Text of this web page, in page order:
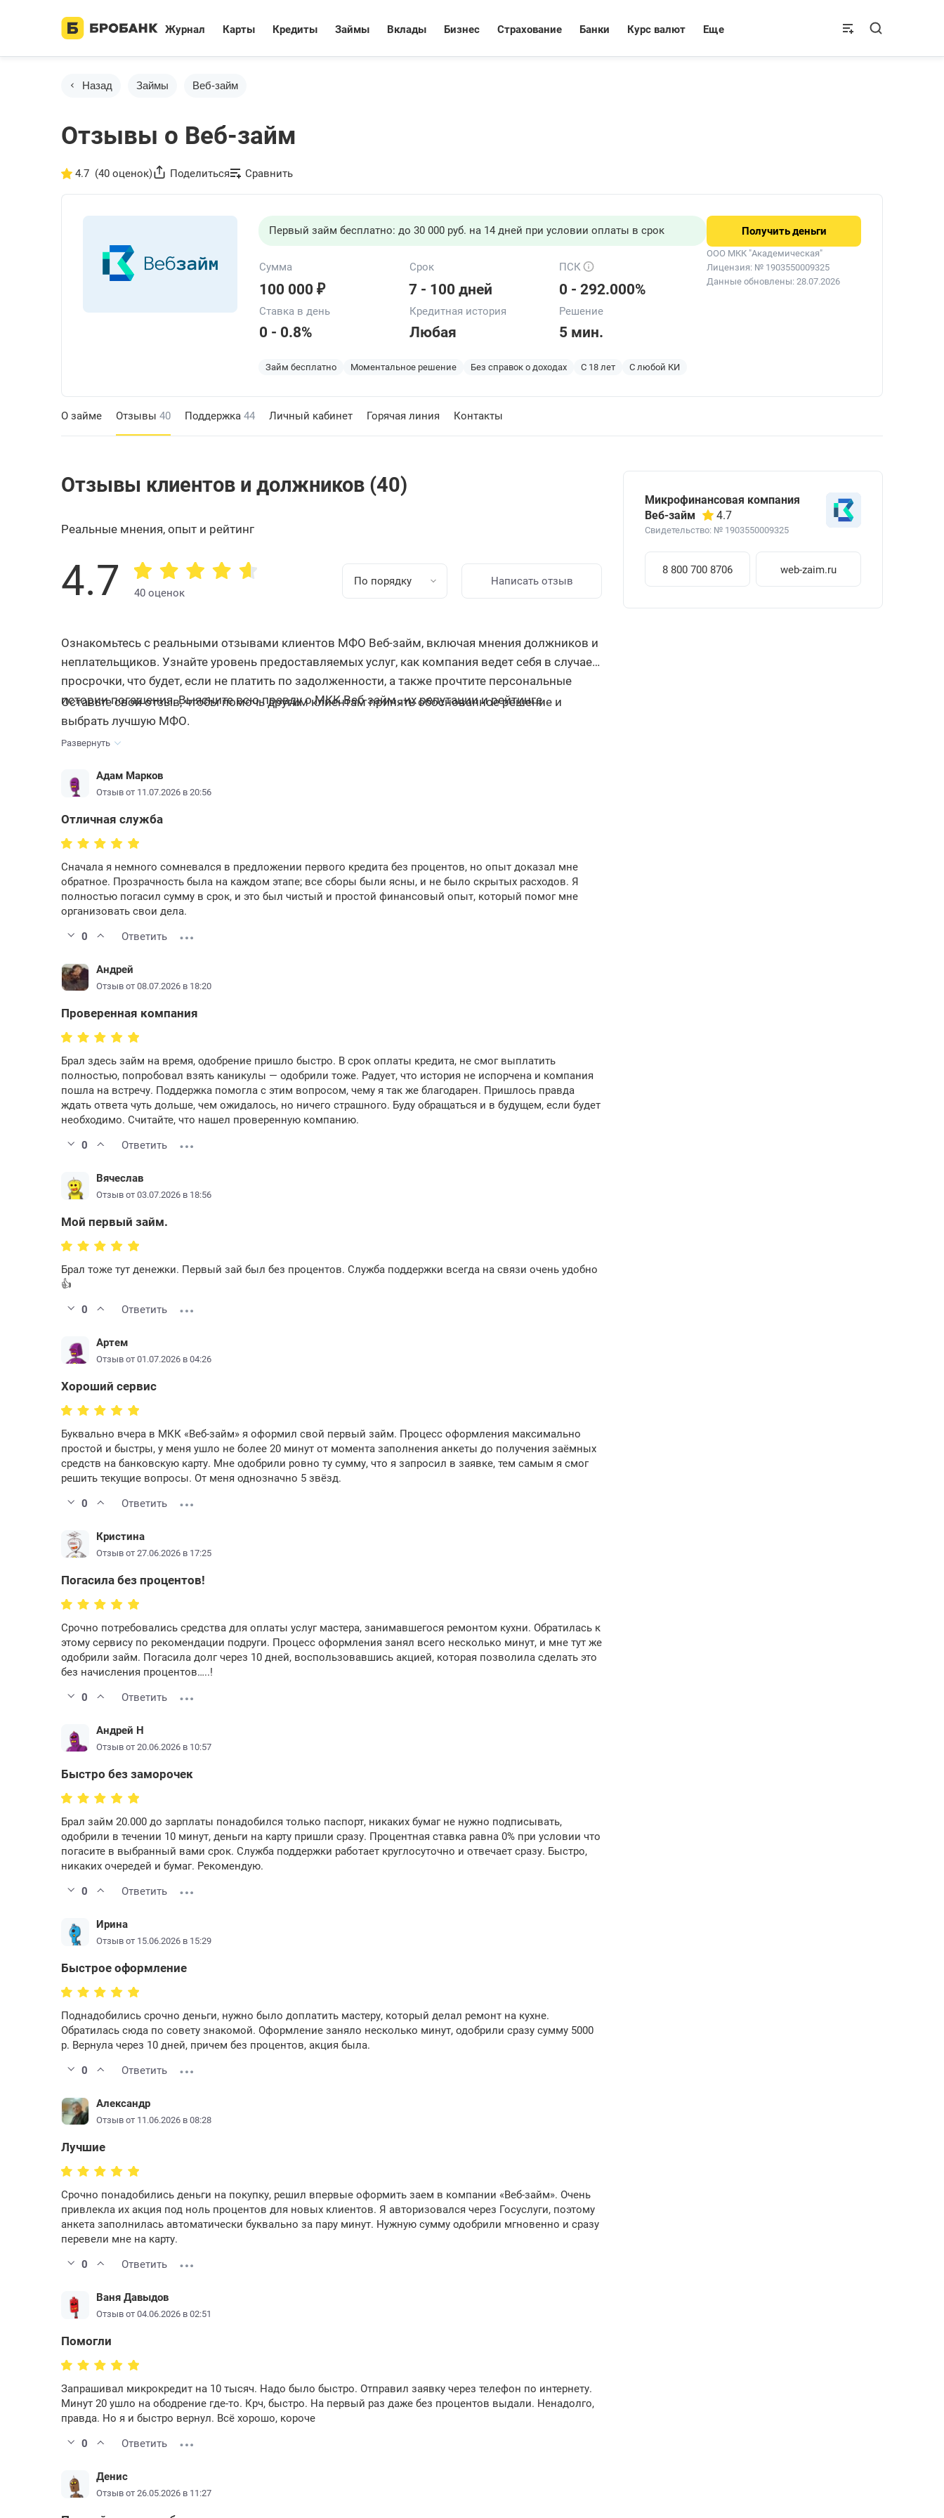
Журнал Карты Кредиты Займы Вклады Бизнес Страхование Банки Курс валют Еще
Назад Займы Веб-займ
Отзывы о Веб-займ
4.7 (40 оценок) Поделиться Сравнить
Первый займ бесплатно: до 30 000 руб. на 14 дней при условии оплаты в срок
Сумма
100 000 ₽
Срок
7 - 100 дней
ПСК
0 - 292.000%
Ставка в день
0 - 0.8%
Кредитная история
Любая
Решение
5 мин.
Займ бесплатно Моментальное решение Без справок о доходах С 18 лет С любой КИ
Получитьденьги
ООО МКК "Академическая"
Лицензия: № 1903550009325
Данные обновлены: 28.07.2026
О займе Отзывы 40 Поддержка 44 Личный кабинет Горячая линия Контакты
Отзывы клиентов и должников (40)
Реальные мнения, опыт и рейтинг
4.7 40 оценок
По порядку Написать отзыв
Ознакомьтесь с реальными отзывами клиентов МФО Веб-займ, включая мнения должников и
неплательщиков. Узнайте уровень предоставляемых услуг, как компания ведет себя в случае
просрочки, что будет, если не платить по задолженности, а также прочтите персональные
истории погашения. Выясните всю правду о МКК Веб-займ , их репутации и рейтинге.
Оставьте свой отзыв, чтобы помочь другим клиентам принять обоснованное решение и
выбрать лучшую МФО.
Развернуть
Адам Марков
Отзыв от 11.07.2026 в 20:56
Отличная служба
Сначала я немного сомневался в предложении первого кредита без процентов, но опыт доказал мне
обратное. Прозрачность была на каждом этапе; все сборы были ясны, и не было скрытых расходов. Я
полностью погасил сумму в срок, и это был чистый и простой финансовый опыт, который помог мне
организовать свои дела.
0
Ответить
Андрей
Отзыв от 08.07.2026 в 18:20
Проверенная компания
Брал здесь займ на время, одобрение пришло быстро. В срок оплаты кредита, не смог выплатить
полностью, попробовал взять каникулы — одобрили тоже. Радует, что история не испорчена и компания
пошла на встречу. Поддержка помогла с этим вопросом, чему я так же благодарен. Пришлось правда
ждать ответа чуть дольше, чем ожидалось, но ничего страшного. Буду обращаться и в будущем, если будет
необходимо. Считайте, что нашел проверенную компанию.
0
Ответить
Вячеслав
Отзыв от 03.07.2026 в 18:56
Мой первый займ.
Брал тоже тут денежки. Первый зай был без процентов. Служба поддержки всегда на связи очень удобно
👍
0
Ответить
Артем
Отзыв от 01.07.2026 в 04:26
Хороший сервис
Буквально вчера в МКК «Веб-займ» я оформил свой первый займ. Процесс оформления максимально
простой и быстры, у меня ушло не более 20 минут от момента заполнения анкеты до получения заёмных
средств на банковскую карту. Мне одобрили ровно ту сумму, что я запросил в заявке, тем самым я смог
решить текущие вопросы. От меня однозначно 5 звёзд.
0
Ответить
Кристина
Отзыв от 27.06.2026 в 17:25
Погасила без процентов!
Срочно потребовались средства для оплаты услуг мастера, занимавшегося ремонтом кухни. Обратилась к
этому сервису по рекомендации подруги. Процесс оформления занял всего несколько минут, и мне тут же
одобрили займ. Погасила долг через 10 дней, воспользовавшись акцией, которая позволила сделать это
без начисления процентов…..!
0
Ответить
Андрей Н
Отзыв от 20.06.2026 в 10:57
Быстро без заморочек
Брал займ 20.000 до зарплаты понадобился только паспорт, никаких бумаг не нужно подписывать,
одобрили в течении 10 минут, деньги на карту пришли сразу. Процентная ставка равна 0% при условии что
погасите в выбранный вами срок. Служба поддержки работает круглосуточно и отвечает сразу. Быстро,
никаких очередей и бумаг. Рекомендую.
0
Ответить
Ирина
Отзыв от 15.06.2026 в 15:29
Быстрое оформление
Поднадобились срочно деньги, нужно было доплатить мастеру, который делал ремонт на кухне.
Обратилась сюда по совету знакомой. Оформление заняло несколько минут, одобрили сразу сумму 5000
р. Вернула через 10 дней, причем без процентов, акция была.
0
Ответить
Александр
Отзыв от 11.06.2026 в 08:28
Лучшие
Срочно понадобились деньги на покупку, решил впервые оформить заем в компании «Веб-займ». Очень
привлекла их акция под ноль процентов для новых клиентов. Я авторизовался через Госуслуги, поэтому
анкета заполнилась автоматически буквально за пару минут. Нужную сумму одобрили мгновенно и сразу
перевели мне на карту.
0
Ответить
Ваня Давыдов
Отзыв от 04.06.2026 в 02:51
Помогли
Запрашивал микрокредит на 10 тысяч. Надо было быстро. Отправил заявку через телефон по интернету.
Минут 20 ушло на ободрение где-то. Крч, быстро. На первый раз даже без процентов выдали. Ненадолго,
правда. Но я и быстро вернул. Всё хорошо, короче
0
Ответить
Денис
Отзыв от 26.05.2026 в 11:27
Микрофинансовая компания
Веб-займ
4.7
Свидетельство: № 1903550009325
8 800 700 8706 web-zaim.ru